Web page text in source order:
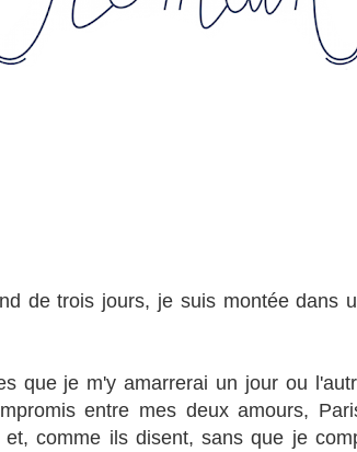
de trois jours, je suis montée dans
que je m'y amarrerai un jour ou
entre mes deux amours,
comme ils disent, sans que je